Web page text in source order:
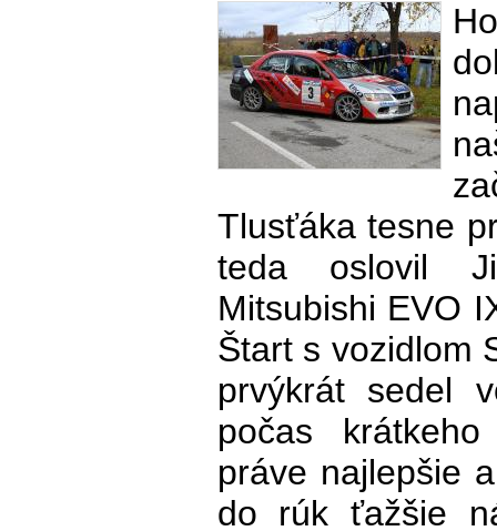
Tlusťáka tesne
teda oslovil
Mitsubishi EVO
Štart s vozidlom
prvýkrát sedel
počas
práve najlepšie
do rúk ťažšie